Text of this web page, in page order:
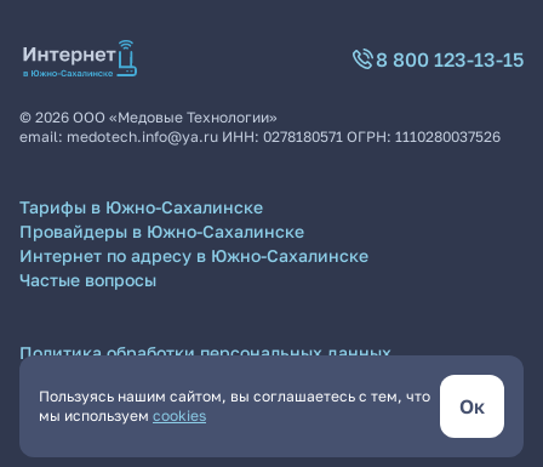
Пользуясь нашим сайтом, вы соглашаетесь с тем, что
мы используем cookies Ок
8 800 123-13-15
© 2026 ООО «Медовые Технологии»
email: medotech.info@ya.ru ИНН: 0278180571 ОГРН: 1110280037526
Тарифы в Южно-Сахалинске
Провайдеры в Южно-Сахалинске
Интернет по адресу в Южно-Сахалинске
Частые вопросы
Политика обработки персональных данных
Пользовательское соглашение